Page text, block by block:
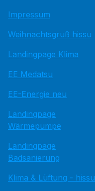
Impressum
Weihnachtsgruß hissu
Landingpage Klima
EE Medatsu
EE-Energie neu
Landingpage
Wärmepumpe
Landingpage
Badsanierung
Klima & Lüftung - hissu